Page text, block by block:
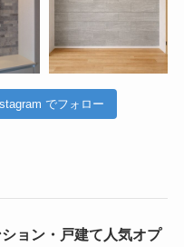
でフォロー
ョン・戸建て人気オプ